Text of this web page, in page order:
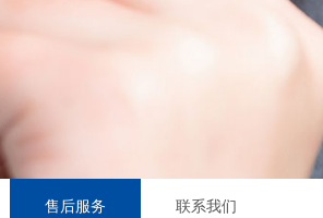
售后服务 联系我们